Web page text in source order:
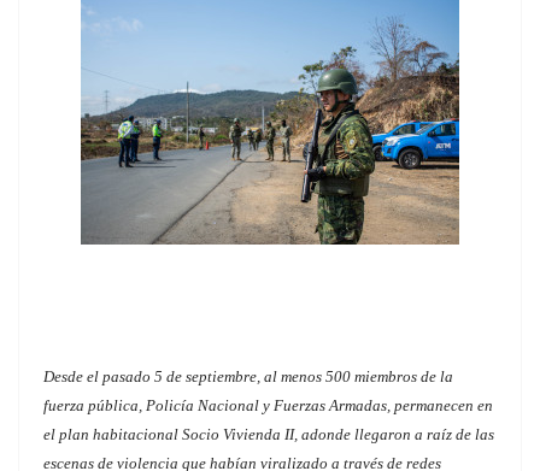
Desde el pasado 5 de septiembre, al menos 500 miembros de la
fuerza pública, Policía Nacional y Fuerzas Armadas, permanecen en
el plan habitacional Socio Vivienda II, adonde llegaron a raíz de las
escenas de violencia que habían viralizado a través de redes